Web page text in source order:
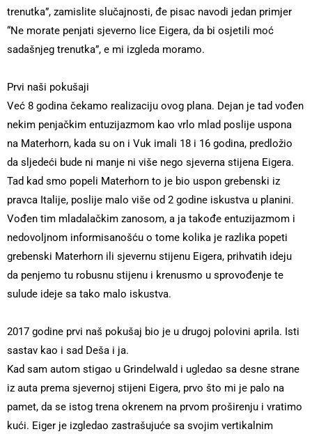
trenutka”, zamislite slučajnosti, đe pisac navodi jedan primjer
“Ne morate penjati sjeverno lice Eigera, da bi osjetili moć
sadašnjeg trenutka”, e mi izgleda moramo.
Prvi naši pokušaji
Već 8 godina čekamo realizaciju ovog plana. Dejan je tad vođen
nekim penjačkim entuzijazmom kao vrlo mlad poslije uspona
na Materhorn, kada su on i Vuk imali 18 i 16 godina, predložio
da sljedeći bude ni manje ni više nego sjeverna stijena Eigera.
Tad kad smo popeli Materhorn to je bio uspon grebenski iz
pravca Italije, poslije malo više od 2 godine iskustva u planini.
Vođen tim mladalačkim zanosom, a ja takođe entuzijazmom i
nedovoljnom informisanošću o tome kolika je razlika popeti
grebenski Materhorn ili sjevernu stijenu Eigera, prihvatih ideju
da penjemo tu robusnu stijenu i krenusmo u sprovođenje te
sulude ideje sa tako malo iskustva.
2017 godine prvi naš pokušaj bio je u drugoj polovini aprila. Isti
sastav kao i sad Deša i ja.
Kad sam autom stigao u Grindelwald i ugledao sa desne strane
iz auta prema sjevernoj stijeni Eigera, prvo što mi je palo na
pamet, da se istog trena okrenem na prvom proširenju i vratimo
kući. Eiger je izgledao zastrašujuće sa svojim vertikalnim